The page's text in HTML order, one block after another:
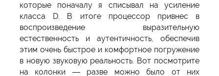
которые поначалу я списывал на усиление
класса D. В итоге процессор привнес в
воспроизведение выразительную
естественность и аутентичность, обеспечив
этим очень быстрое и комфортное погружение
в новую звуковую реальность. Вот посмотрите
на колонки — разве можно было от них